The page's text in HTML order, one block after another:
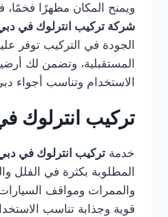
ويمنح المكان مظهرًا
شركة تركيب انترلوك في
الجودة في التركيب توفر
المستقبلية، وتضمن لك
الاستخدام وتناسب أجواء
تركيب انترلوك
خدمة تركيب انترلوك في
المطلوبة بكثرة في الفلل
والممرات ومواقف
قوية وجذابة تناسب